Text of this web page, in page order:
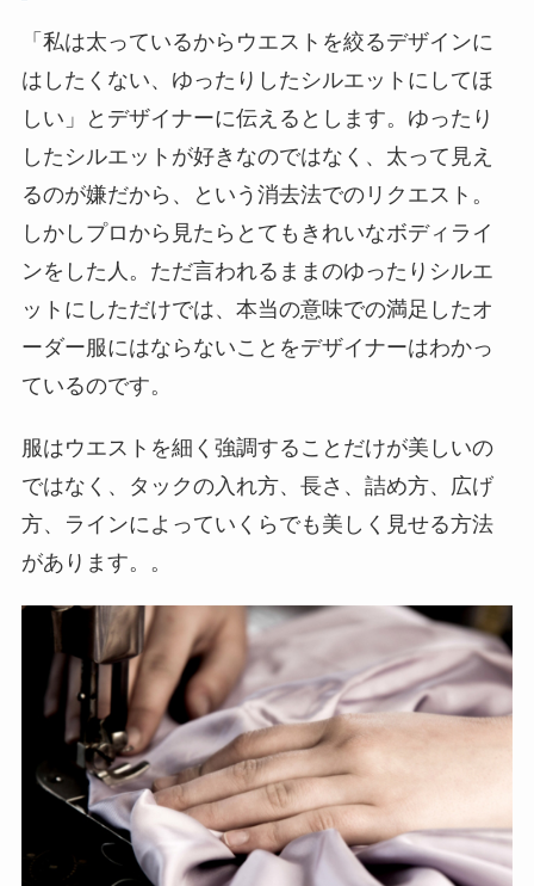
「私は太っているからウエストを絞るデザインに
はしたくない、ゆったりしたシルエットにしてほ
しい」とデザイナーに伝えるとします。ゆったり
したシルエットが好きなのではなく、太って見え
るのが嫌だから、という消去法でのリクエスト。
しかしプロから見たらとてもきれいなボディライ
ンをした人。ただ言われるままのゆったりシルエ
ットにしただけでは、本当の意味での満足したオ
ーダー服にはならないことをデザイナーはわかっ
ているのです。
服はウエストを細く強調することだけが美しいの
ではなく、タックの入れ方、長さ、詰め方、広げ
方、ラインによっていくらでも美しく見せる方法
があります。。